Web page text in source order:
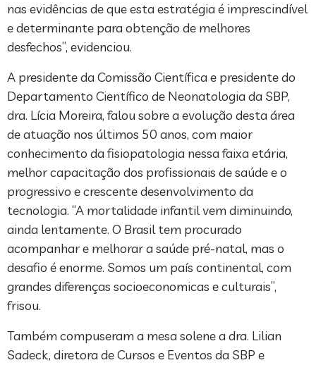
nas evidências de que esta estratégia é imprescindível
e determinante para obtenção de melhores
desfechos”, evidenciou.
A presidente da Comissão Científica e presidente do
Departamento Científico de Neonatologia da SBP,
dra. Lícia Moreira, falou sobre a evolução desta área
de atuação nos últimos 50 anos, com maior
conhecimento da fisiopatologia nessa faixa etária,
melhor capacitação dos profissionais de saúde e o
progressivo e crescente desenvolvimento da
tecnologia. “A mortalidade infantil vem diminuindo,
ainda lentamente. O Brasil tem procurado
acompanhar e melhorar a saúde pré-natal, mas o
desafio é enorme. Somos um país continental, com
grandes diferenças socioeconomicas e culturais”,
frisou.
Também compuseram a mesa solene a dra. Lilian
Sadeck, diretora de Cursos e Eventos da SBP e